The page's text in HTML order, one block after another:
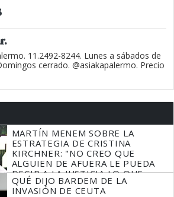
11.2492-8244. Lunes a sábados de
cerrado. @asiakapalermo. Precio
MARTÍN MENEM SOBRE LA
ESTRATEGIA DE CRISTINA
KIRCHNER: "NO CREO QUE
ALGUIEN DE AFUERA LE PUEDA
DECIR A LA JUSTICIA LO QUE
TIENE QUE HACER"
QUÉ DIJO BARDEM DE LA
INVASIÓN DE CEUTA